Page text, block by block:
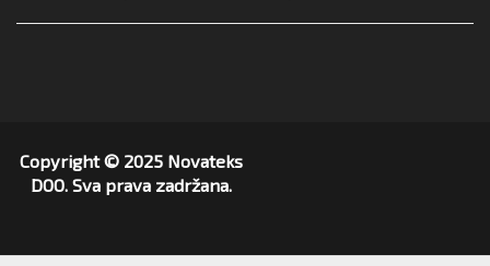
Copyright © 2025 Novateks
DOO. Sva prava zadržana.